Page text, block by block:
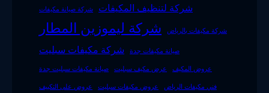
شركة صيانة مكيفات شركة لتنظيف المكيفات
شركة ليموزين المطار شركة مكيفات بالرياض
شركة مكيفات سبليت صيانة مكيفات جدة
صيانة مكيفات سبليت جدة عرض مكيف سبليت عروض المكيف
عروض على التكييف عروض مكيفات سبليت فني مكيفات الرياض